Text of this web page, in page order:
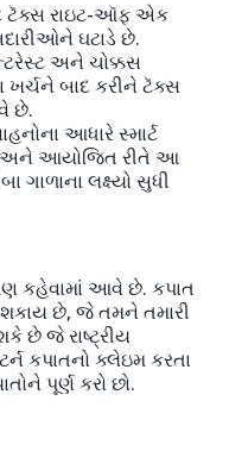
ટૅક્સ રાઇટ-ઑફ એક
ઘટાડે છે.
અને ચોક્કસ
ખર્ચને બાદ કરીને ટૅક્સ
છે.
આધારે સ્માર્ટ
અને આયોજિત રીતે આ
ગાળાના લક્ષ્યો સુધી
કહેવામાં આવે છે. કપાત
શકાય છે, જે તમને તમારી
છે જે રાષ્ટ્રીય
કપાતનો ક્લેઇમ કરતા
પૂર્ણ કરો છો.